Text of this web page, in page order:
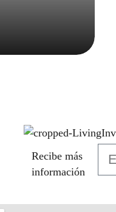
Recibe más
información